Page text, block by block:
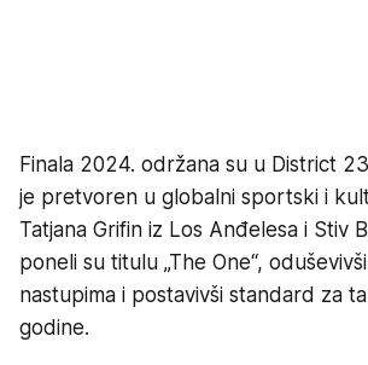
Finala 2024. održana su u District
je pretvoren u globalni sportski i
Tatjana Grifin iz Los Anđelesa i Stiv
poneli su titulu „The One“,
nastupima i postavivši standard za
godine.